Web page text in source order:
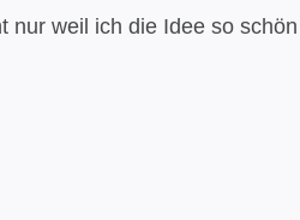
weil ich die Idee so